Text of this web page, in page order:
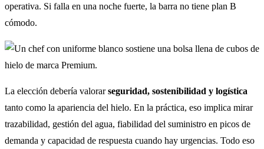
operativa. Si falla en una noche fuerte, la barra no tiene plan B
cómodo.
La elección debería valorarseguridad, sostenibilidad y logística
tanto como la apariencia del hielo. En la práctica, eso implica mirar
trazabilidad, gestión del agua, fiabilidad del suministro en picos de
demanda y capacidad de respuesta cuando hay urgencias. Todo eso